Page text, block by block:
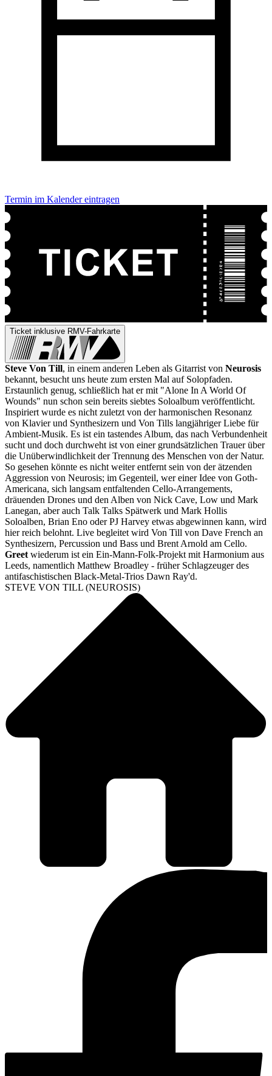
Termin im Kalender eintragen
Ticket inklusive RMV-Fahrkarte
Steve Von Till, in einem anderen Leben als Gitarrist von Neurosis
bekannt, besucht uns heute zum ersten Mal auf Solopfaden.
Erstaunlich genug, schließlich hat er mit "Alone In A World Of
Wounds" nun schon sein bereits siebtes Soloalbum veröffentlicht.
Inspiriert wurde es nicht zuletzt von der harmonischen Resonanz
von Klavier und Synthesizern und Von Tills langjähriger Liebe für
Ambient-Musik. Es ist ein tastendes Album, das nach Verbundenheit
sucht und doch durchweht ist von einer grundsätzlichen Trauer über
die Unüberwindlichkeit der Trennung des Menschen von der Natur.
So gesehen könnte es nicht weiter entfernt sein von der ätzenden
Aggression von Neurosis; im Gegenteil, wer einer Idee von Goth-
Americana, sich langsam entfaltenden Cello-Arrangements,
dräuenden Drones und den Alben von Nick Cave, Low und Mark
Lanegan, aber auch Talk Talks Spätwerk und Mark Hollis
Soloalben, Brian Eno oder PJ Harvey etwas abgewinnen kann, wird
hier reich belohnt. Live begleitet wird Von Till von Dave French an
Synthesizern, Percussion und Bass und Brent Arnold am Cello.
Greetwiederum ist ein Ein-Mann-Folk-Projekt mit Harmonium aus
Leeds, namentlich Matthew Broadley - früher Schlagzeuger des
antifaschistischen Black-Metal-Trios Dawn Ray'd.
STEVE VON TILL (NEUROSIS)